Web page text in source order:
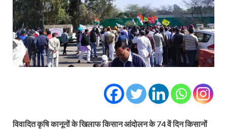
विवादित कृषि कानूनों के खिलाफ किसान आंदोलन के 74 वें दिन किसानों